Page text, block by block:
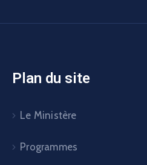
Plan du site
Le Ministère
Programmes